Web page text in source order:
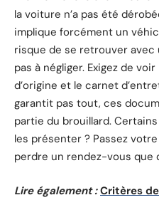
la voiture n’a pas été
implique forcément un
risque de se retrouver avec
pas à négliger. Exigez de
d’origine et le carnet
garantit pas tout, ces
partie du brouillard.
les présenter ? Passez
perdre un rendez-vous que
Lire également : Critères